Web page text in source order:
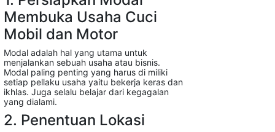
Membuka Usaha Cuci
Mobil dan Motor
Modal adalah hal yang utama untuk
menjalankan sebuah usaha atau bisnis.
Modal paling penting yang harus di miliki
setiap pellaku usaha yaitu bekerja keras dan
ikhlas. Juga selalu belajar dari kegagalan
yang dialami.
2. Penentuan Lokasi